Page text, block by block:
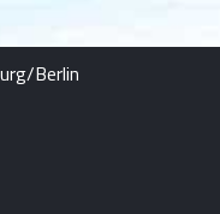
Berlin